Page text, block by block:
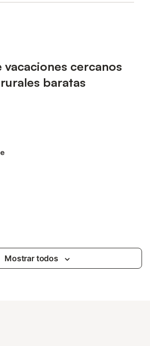
vacaciones cercanos
baratas
Mostrar todos